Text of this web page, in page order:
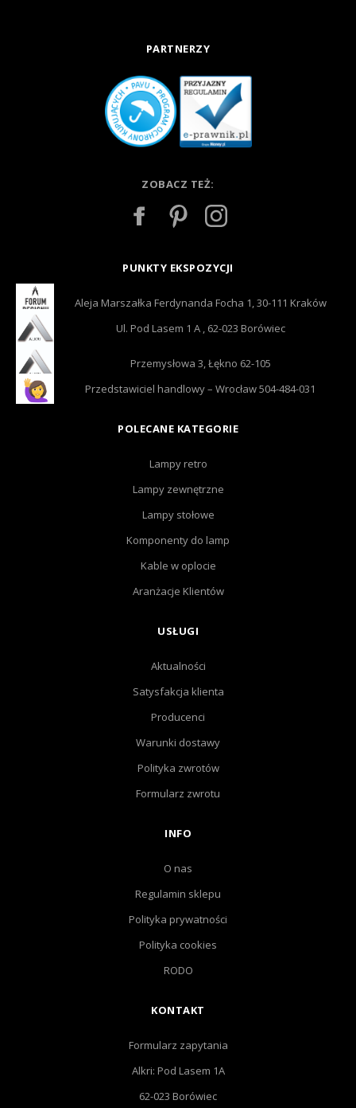
PARTNERZY
ZOBACZ TEŻ:
PUNKTY EKSPOZYCJI
Aleja Marszałka Ferdynanda Focha 1, 30-111 Kraków
Ul. Pod Lasem 1 A , 62-023 Borówiec
Przemysłowa 3, Łękno 62-105
Przedstawiciel handlowy – Wrocław 504-484-031
POLECANE KATEGORIE
Lampy retro
Lampy zewnętrzne
Lampy stołowe
Komponenty do lamp
Kable w oplocie
Aranżacje Klientów
USŁUGI
Aktualności
Satysfakcja klienta
Producenci
Warunki dostawy
Polityka zwrotów
Formularz zwrotu
INFO
O nas
Regulamin sklepu
Polityka prywatności
Polityka cookies
RODO
KONTAKT
Formularz zapytania
Alkri: Pod Lasem 1A
62-023 Borówiec